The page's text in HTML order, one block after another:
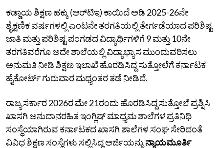
ಕಡ್ಡಾಯ ಶಿಕ್ಷಣ ಹಕ್ಕು (ಆರ್‌ಟಿಇ) ಕಾಯಿದೆ ಅಡಿ 2025-26ನೇ
ಶೈಕ್ಷಣಿಕ ವರ್ಷಗಳಲ್ಲಿ ಎಂಟನೇ ತರಗತಿಯಲ್ಲಿ ತೇರ್ಗಡೆಯಾದ ಪರಿಶಿಷ್ಟ
ಜಾತಿ ಮತ್ತು ಪರಿಶಿಷ್ಟ ಪಂಗಡದ ವಿದ್ಯಾರ್ಥಿಗಳಿಗೆ 9 ಮತ್ತು 10ನೇ
ತರಗತಿವರೆಗೂ ಅದೇ ಶಾಲೆಯಲ್ಲಿ ವಿದ್ಯಾಭ್ಯಾಸ ಮುಂದುವರಿಸಲು
ಅನುಮತಿ ನೀಡಿ ಶಿಕ್ಷಣ ಇಲಾಖೆ ಹೊರಡಿಸಿದ್ದ ಸುತ್ತೋಲೆಗೆ ಕರ್ನಾಟಕ
ಹೈಕೋರ್ಟ್‌ ಗುರುವಾರ ಮಧ್ಯಂತರ ತಡೆ ನೀಡಿದೆ.
ರಾಜ್ಯ ಸರ್ಕಾರ 2026ರ ಮೇ 21ರಂದು ಹೊರಡಿಸಿದ್ದ ಸುತ್ತೋಲೆ ಪ್ರಶ್ನಿಸಿ
ಖಾಸಗಿ ಅನುದಾನರಹಿತ ಇಂಗ್ಲಿಷ್ ಮಾಧ್ಯಮ ಶಾಲೆಗಳ ಪ್ರತಿನಿಧಿ
ಸಂಸ್ಥೆಯಾಗಿರುವ ಕರ್ನಾಟಕದ ಖಾಸಗಿ ಶಾಲೆಗಳ ಸಂಘ ಸೇರಿದಂತೆ
ವಿವಿಧ ಶಿಕ್ಷಣ ಸಂಸ್ಥೆಗಳು ಸಲ್ಲಿಸಿದ್ದ ಅರ್ಜಿಯನ್ನುನ್ಯಾಯಮೂರ್ತಿ